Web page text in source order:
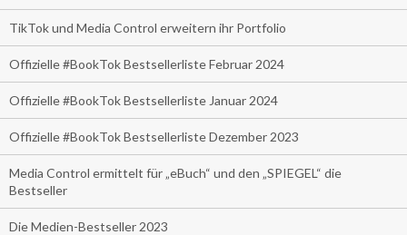
TikTok und Media Control erweitern ihr Portfolio
Offizielle #BookTok Bestsellerliste Februar 2024
Offizielle #BookTok Bestsellerliste Januar 2024
Offizielle #BookTok Bestsellerliste Dezember 2023
Media Control ermittelt für „eBuch“ und den „SPIEGEL“ die
Bestseller
Die Medien-Bestseller 2023